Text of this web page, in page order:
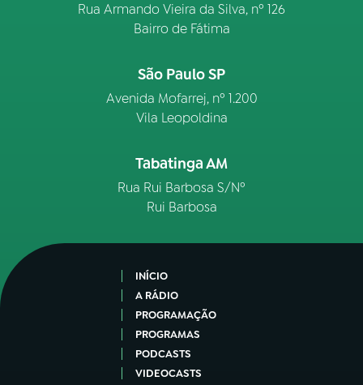
Rua Armando Vieira da Silva, nº 126
Bairro de Fátima
São Paulo SP
Avenida Mofarrej, nº 1.200
Vila Leopoldina
Tabatinga AM
Rua Rui Barbosa S/Nº
Rui Barbosa
INÍCIO
A RÁDIO
PROGRAMAÇÃO
PROGRAMAS
PODCASTS
VIDEOCASTS